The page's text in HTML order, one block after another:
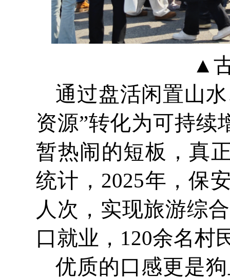
▲
通过盘活闲置山
资源”转化为可持续
暂热闹的短板，真
统计，2025年，保
人次，实现旅游综
口就业，120余名村
优质的口感更是